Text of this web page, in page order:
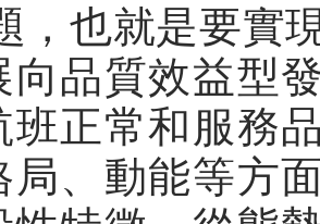
，也就是要實
向品質效益型
班正常和服務
局、動能等方